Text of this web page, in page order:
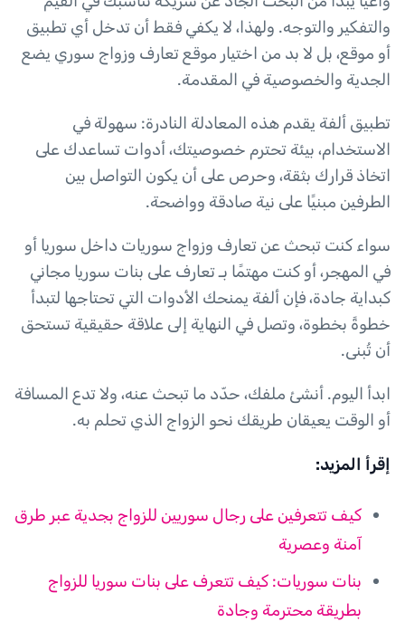
والتفكير والتوجه. ولهذا، لا يكفي فقط أن تدخل أي تطبيق
أو موقع، بل لا بد من اختيار موقع تعارف وزواج سوري يضع
الجدية والخصوصية في المقدمة.
تطبيق ألفة يقدم هذه المعادلة النادرة: سهولة في
الاستخدام، بيئة تحترم خصوصيتك، أدوات تساعدك على
اتخاذ قرارك بثقة، وحرص على أن يكون التواصل بين
الطرفين مبنيًا على نية صادقة وواضحة.
سواء كنت تبحث عن تعارف وزواج سوريات داخل سوريا أو
في المهجر، أو كنت مهتمًا بـ تعارف على بنات سوريا مجاني
كبداية جادة، فإن ألفة يمنحك الأدوات التي تحتاجها لتبدأ
خطوةً بخطوة، وتصل في النهاية إلى علاقة حقيقية تستحق
أن تُبنى.
ابدأ اليوم. أنشئ ملفك، حدّد ما تبحث عنه، ولا تدع المسافة
أو الوقت يعيقان طريقك نحو الزواج الذي تحلم به.
إقرأ المزيد:
كيف تتعرفين على رجال سوريين للزواج بجدية عبر طرق
آمنة وعصرية
بنات سوريات: كيف تتعرف على بنات سوريا للزواج
بطريقة محترمة وجادة